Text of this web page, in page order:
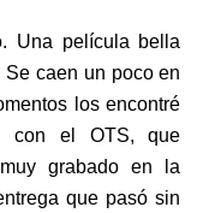
Una película bella
caen un poco en
los encontré
con el OTS, que
grabado en la
que pasó sin